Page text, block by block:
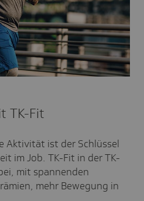
TK-Fit
Aktivität ist der Schlüssel
im Job. TK-Fit in der TK-
mit spannenden
mehr Bewegung in